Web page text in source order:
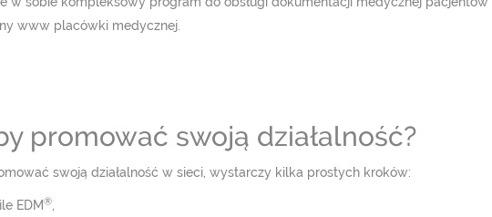
www placówki medycznej.
promować swoją działalność?
swoją działalność w sieci, wystarczy kilka prostych kroków:
EDM®